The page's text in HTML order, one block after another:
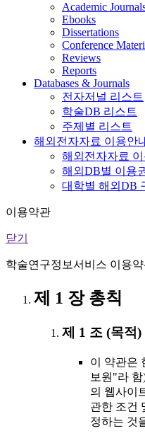
Academic
Ebooks
Dissertations
Conference
Reviews
Reports
Databases & Journals
전자저널 리스트
학술DB 리스트
주제별 리스트
해외전자자료 이용안
해외전자자료 이
해외DB별 이용
대학별 해외DB
이용약관
닫기
학술연구정보서비스 이용
제 1 장 총칙
제 1 조 (목적)
이 약관은
보원"라
의 웹사이
관한 조건
정하는 것